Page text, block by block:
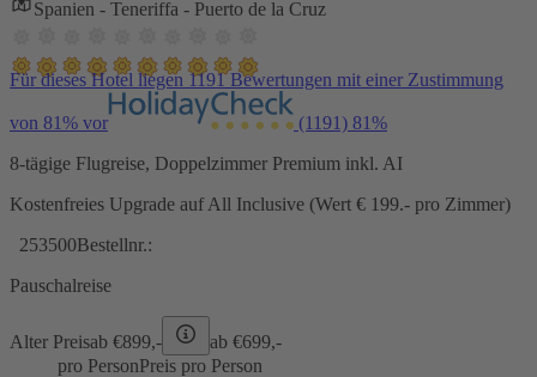
Spanien - Teneriffa - Puerto de la Cruz
Für dieses Hotel liegen 1191 Bewertungen mit einer Zustimmung
von 81% vor (1191) 81%
8-tägige Flugreise, Doppelzimmer Premium inkl. AI
Kostenfreies Upgrade auf All Inclusive (Wert € 199.- pro Zimmer)
253500Bestellnr.:
Pauschalreise
Alter Preisab €899,- ab €699,-
pro PersonPreis pro Person